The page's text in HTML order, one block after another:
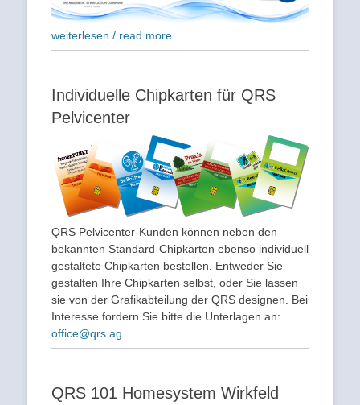
weiterlesen / read more...
Individuelle Chipkarten für QRS
Pelvicenter
QRS Pelvicenter-Kunden können neben den
bekannten Standard-Chipkarten ebenso individuell
gestaltete Chipkarten bestellen. Entweder Sie
gestalten Ihre Chipkarten selbst, oder Sie lassen
sie von der Grafikabteilung der QRS designen. Bei
Interesse fordern Sie bitte die Unterlagen an:
office@qrs.ag
QRS 101 Homesystem Wirkfeld